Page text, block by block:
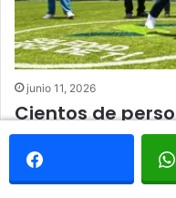
junio 11, 2026
Cientos de
arranque de la
Soledad